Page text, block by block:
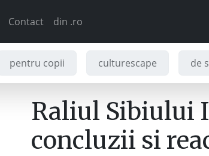
Contact din .ro
pentru copii culturescape de
Raliul Sibiului
concluzii si